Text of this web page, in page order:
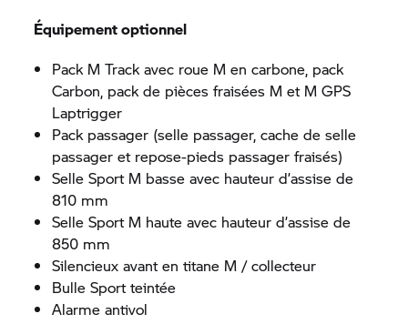
Équipement optionnel
Pack M Track avec roue M en carbone, pack
Carbon, pack de pièces fraisées M et M GPS
Laptrigger
Pack passager (selle passager, cache de selle
passager et repose-pieds passager fraisés)
Selle Sport M basse avec hauteur d’assise de
810 mm
Selle Sport M haute avec hauteur d’assise de
850 mm
Silencieux avant en titane M / collecteur
Bulle Sport teintée
Alarme antivol